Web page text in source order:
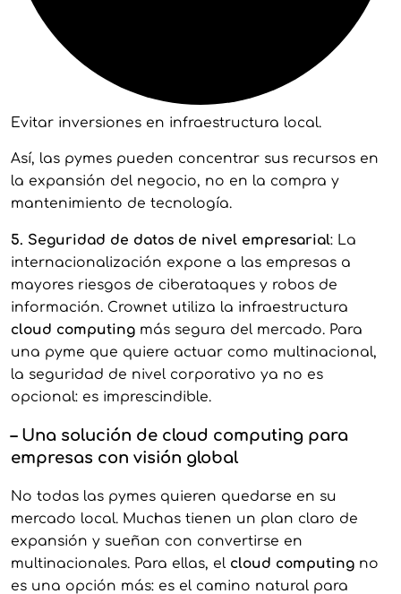
Evitar inversiones en infraestructura local.
Así, las pymes pueden concentrar sus recursos en
la expansión del negocio, no en la compra y
mantenimiento de tecnología.
5. Seguridad de datos de nivel empresarial: La
internacionalización expone a las empresas a
mayores riesgos de ciberataques y robos de
información. Crownet utiliza la infraestructura
cloud computingmás segura del mercado. Para
una pyme que quiere actuar como multinacional,
la seguridad de nivel corporativo ya no es
opcional: es imprescindible.
– Una solución de cloud computing para
empresas con visión global
No todas las pymes quieren quedarse en su
mercado local. Muchas tienen un plan claro de
expansión y sueñan con convertirse en
multinacionales. Para ellas, el cloud computingno
es una opción más: es el camino natural para